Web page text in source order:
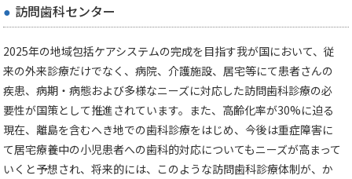
訪問歯科センター
2025年の地域包括ケアシステムの完成を目指す我が国において、従
来の外来診療だけでなく、病院、介護施設、居宅等にて患者さんの
疾患、病期・病態および多様なニーズに対応した訪問歯科診療の必
要性が国策として推進されています。また、高齢化率が30%に迫る
現在、離島を含むへき地での歯科診療をはじめ、今後は重症障害に
て居宅療養中の小児患者への歯科的対応についてもニーズが高まって
いくと予想され、将来的には、このような訪問歯科診療体制が、か